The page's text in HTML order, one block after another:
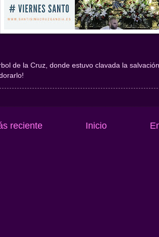
de la Cruz, donde estuvo clavada la
reciente Inicio